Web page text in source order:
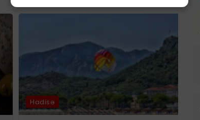
Hadisə